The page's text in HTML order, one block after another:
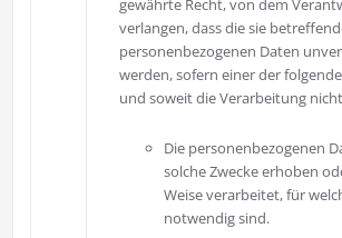
gewährte Recht, von dem
verlangen, dass die sie
personenbezogenen Daten
werden, sofern einer der
und soweit die Verarbeitung
Die personenbezogenen
solche Zwecke erhoben
Weise verarbeitet, für
notwendig sind.